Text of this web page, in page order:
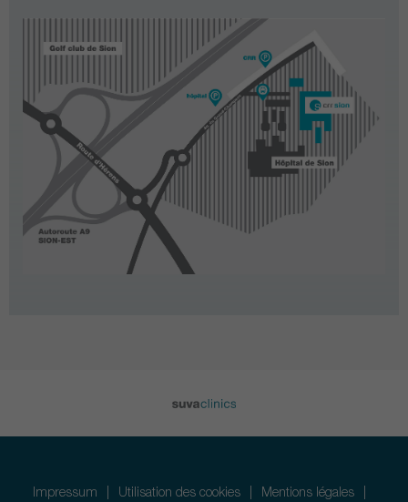
Impressum Utilisation des cookies Mentions légales